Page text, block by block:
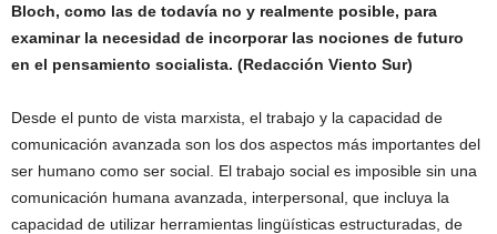
Bloch, como las de todavía no y realmente posible, para
examinar la necesidad de incorporar las nociones de futuro
en el pensamiento socialista. (Redacción Viento Sur)
Desde el punto de vista marxista, el trabajo y la capacidad de
comunicación avanzada son los dos aspectos más importantes del
ser humano como ser social. El trabajo social es imposible sin una
comunicación humana avanzada, interpersonal, que incluya la
capacidad de utilizar herramientas lingüísticas estructuradas, de